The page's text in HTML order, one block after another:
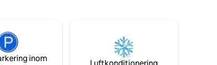
söker en lyxig tillflyktsort mitt i naturens
prakt. Upplev magin och lugnet i denna
exceptionella fristad vid sjön.
inom